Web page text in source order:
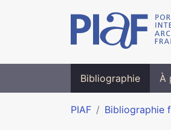
Bibliographie À
PIAF Bibliographie